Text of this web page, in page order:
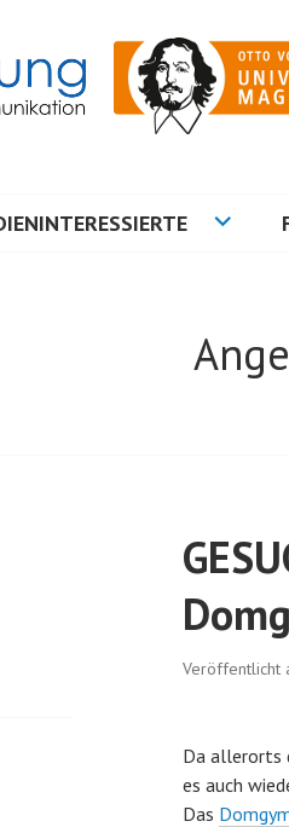
Veröffentlicht
Da allerorts
es auch
Das